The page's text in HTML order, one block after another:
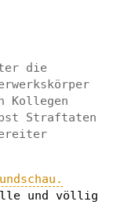
die
Kollegen
Straftaten
und völlig